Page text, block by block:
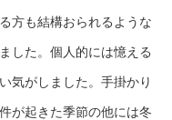
方も結構おられるような
した。個人的には憶える
気がしました。手掛かり
が起きた季節の他には冬